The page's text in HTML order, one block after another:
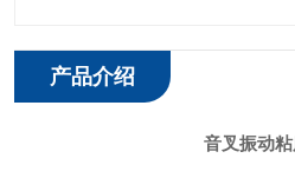
产品介绍
音叉振动